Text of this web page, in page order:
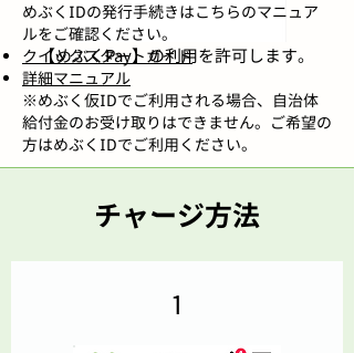
【めぶくPay】の利用を許可します。
​めぶくIDの発行手続きはこちらのマニュア
ルをご確認ください。
クイックスタートガイド
詳細マニュアル
※めぶく仮IDでご利用される場合、自治体
給付金のお受け取りはできません。ご希望の
方はめぶくIDでご利用ください。
チャージ方法
1